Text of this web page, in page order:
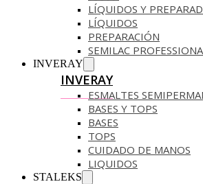
LÍQUIDOS Y
LÍQUIDOS
PREPARACIÓN
SEMILAC
INVERAY
INVERAY
ESMALTES
BASES Y TOPS
BASES
TOPS
CUIDADO DE MANOS
LIQUIDOS
STALEKS